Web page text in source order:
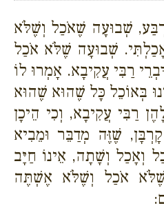
שְׁבוּעָה שֶׁאֹכַל וְשֶׁלֹּא
שְׁבוּעָה שֶׁלֹּא אֹכַל
רַבִּי עֲקִיבָא. אָמְרוּ לוֹ
בְּאוֹכֵל כָּל שֶׁהוּא שֶׁהוּא
רַבִּי עֲקִיבָא, וְכִי הֵיכָן
שֶׁזֶּה מְדַבֵּר וּמֵבִיא
וְאָכַל וְשָׁתָה, אֵינוֹ חַיָּב
אֹכַל וְשֶׁלֹּא אֶשְׁתֶּה